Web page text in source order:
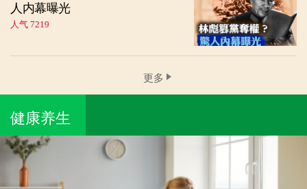
人内幕曝光
人气 7219
更多
健康养生